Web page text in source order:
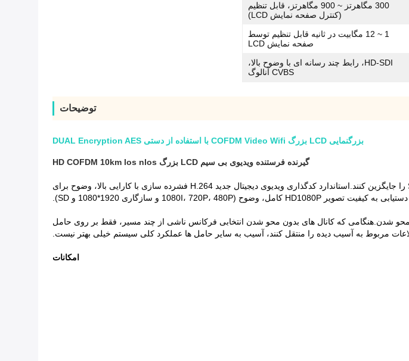
300 مگاهرتز ~ 900 مگاهرتز، قابل تنظیم
(کنترل صفحه نمایش LCD)
1 ~ 12 مگابیت در ثانیه قابل تنظیم توسط
صفحه نمایش LCD
HD-SDI، رابط چند رسانه ای با وضوح بالا،
CVBS آنالوگ
توضیحات
بزرگنمایی LCD بزرگ COFDM Video Wifi با استفاده از دستی DUAL Encryption AES
گیرنده فرستنده ویدیوی بی سیم LCD بزرگ HD COFDM 10km los nlos
مناسب برای الزامات کیفیت تصویر بسیار بالا، موسسات بخش باید محصولات نقطه عطف HD و SD را جایگزین کنند.استاندارد کدگذاری ویدیوی دیجیتال جدید H.264 فشرده سازی با کارایی بالا، وضوح برای
دستیابی به کیفیت تصویر HD1080P کامل، وضوح (1080I، 720P، 480P و سازگاری 1920*1080 و SD).
محو شدن.هنگامی که کانال های بدون محو شدن انتخابی فرکانس ناشی از چند مسیر، فقط بر روی حامل
امکانات